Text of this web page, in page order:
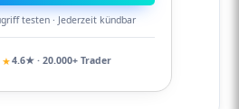
testen · Jederzeit kündbar
4.6★ · 20.000+ Trader